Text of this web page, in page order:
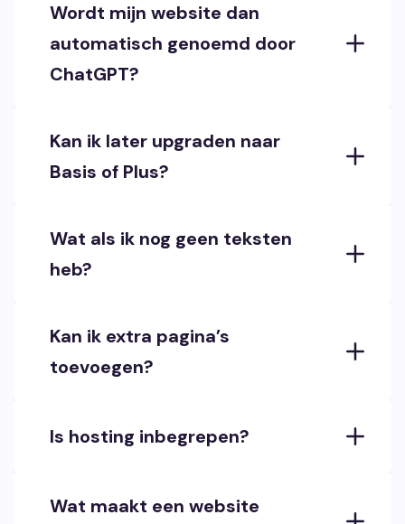
Wordt mijn website dan
automatisch genoemd door
ChatGPT?
Kan ik later upgraden naar
Basis of Plus?
Wat als ik nog geen teksten
heb?
Kan ik extra pagina’s
toevoegen?
Is hosting inbegrepen?
Wat maakt een website